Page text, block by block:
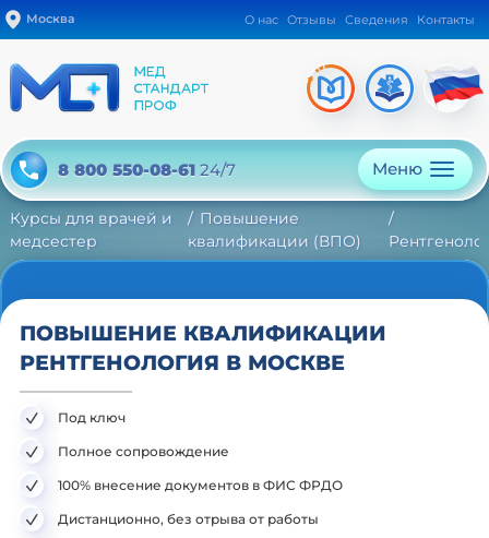
Москва О нас Отзывы Сведения Контакты
8 800 550-08-61 24/7 Меню
Курсы для врачей и
медсестер
Повышение
квалификации (ВПО)
ПОВЫШЕНИЕ КВАЛИФИКАЦИИ
РЕНТГЕНОЛОГИЯ В МОСКВЕ
Под ключ
Полное сопровождение
100% внесение документов в ФИС ФРДО
Дистанционно, без отрыва от работы